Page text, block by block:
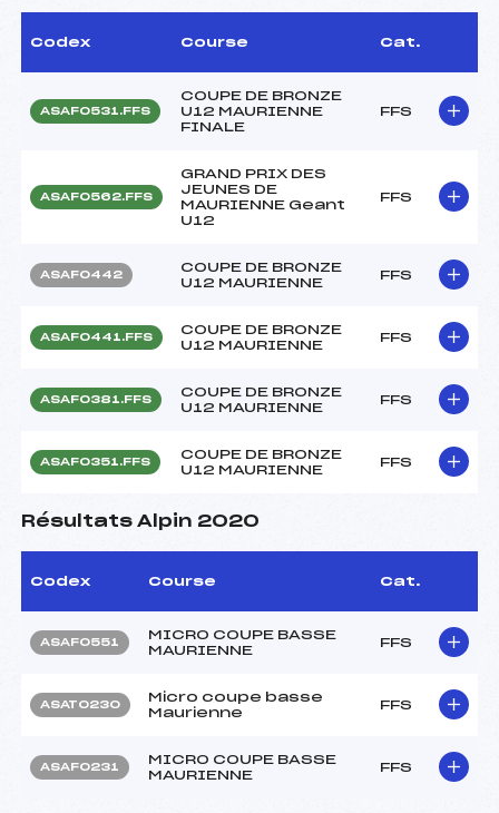
Codex Course Cat.
ASAF0531.FFS
COUPE DE BRONZE
U12 MAURIENNE
FINALE
FFS
ASAF0562.FFS
GRAND PRIX DES
JEUNES DE
MAURIENNE Geant
U12
FFS
ASAF0442
COUPE DE BRONZE
U12 MAURIENNE
FFS
ASAF0441.FFS
COUPE DE BRONZE
U12 MAURIENNE
FFS
ASAF0381.FFS
COUPE DE BRONZE
U12 MAURIENNE
FFS
ASAF0351.FFS
COUPE DE BRONZE
U12 MAURIENNE
FFS
Résultats Alpin 2020
Codex Course Cat.
ASAF0551
MICRO COUPE BASSE
MAURIENNE
FFS
ASAT0230
Micro coupe basse
Maurienne
FFS
ASAF0231
MICRO COUPE BASSE
MAURIENNE
FFS